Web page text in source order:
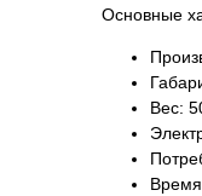
Основные
Вес:
Время